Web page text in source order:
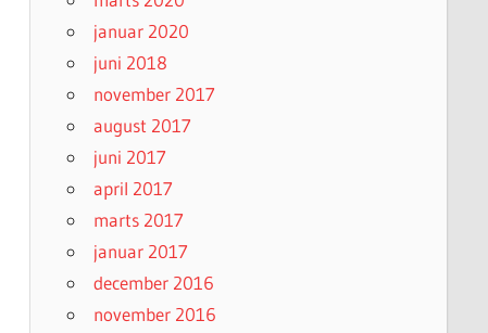
januar 2020
juni 2018
november 2017
august 2017
juni 2017
april 2017
marts 2017
januar 2017
december 2016
november 2016